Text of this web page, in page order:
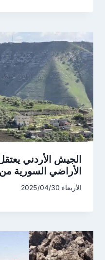
الجيش الأردني
الأراضي السورية
الأربعاء 2025/04/30